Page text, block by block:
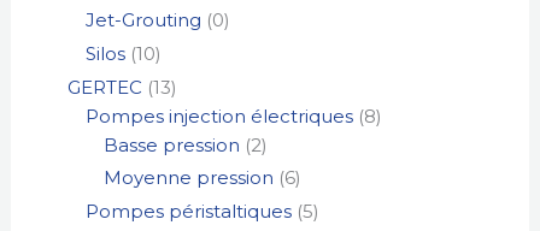
Jet-Grouting 0
Silos 10
GERTEC 13
Pompes injection électriques 8
Basse pression 2
Moyenne pression 6
Pompes péristaltiques 5